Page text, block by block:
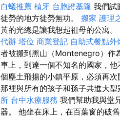
白蟻推薦 植牙 台胞證基隆 我們試
徒勞的地方徒勞無功。 搬家 護理
黃的光總是讓我想起祖母的公寓
代辦 塔位 商業登記 自助式餐點外
者被搬到黑山（Montenegro）作
車上，到達一個不知名的國家，
個塵土飛揚的小鎮平原，必須再次
那裡與所有的孩子和孫子共進大
所 台中水療服務 我們幫助我與堂
器。 他坐在床上，在百葉窗的破